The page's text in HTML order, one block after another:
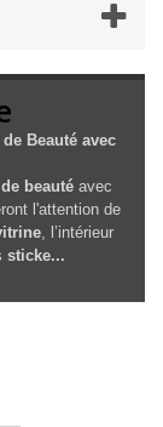
Beauté avec
beauté avec
l'attention de
, l’intérieur
sticke...